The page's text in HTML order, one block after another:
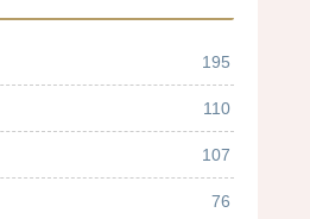
195
110
107
76